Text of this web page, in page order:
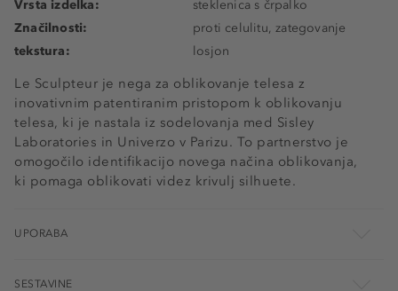
Le Sculpteur je nega za oblikovanje telesa z
inovativnim patentiranim pristopom k oblikovanju
telesa, ki je nastala iz sodelovanja med Sisley
Laboratories in Univerzo v Parizu. To partnerstvo je
omogočilo identifikacijo novega načina oblikovanja,
ki pomaga oblikovati videz krivulj silhuete.
Vrsta izdelka:
steklenica s črpalko
Značilnosti:
proti celulitu, zategovanje
tekstura:
losjon
UPORABA
SESTAVINE